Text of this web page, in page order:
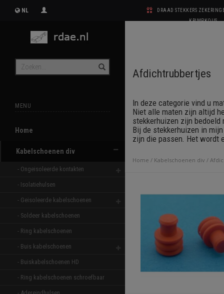
NL
DRAAD STEKKERS
KRIMPKOUS
MENU
Home
Kabelschoenen div
- Ongeisoleerde kontakten
- Isolatiehulsen
- Geisoleerde kabelschoenen
- Soldeer kabelschoenen
- Ring kabelschoenen
- Buis kabelschoenen
- Buiskabelschoenen HD
- Ring kabelschoenen schroefbaar
Afdichtrubbertjes
In deze categorie vind u
Niet alle maten zijn altijd
stekkerhuizen zijn bedoeld
Bij de stekkerhuizen in
zijn die passen. Het wordt
Home / Kabelschoenen div /